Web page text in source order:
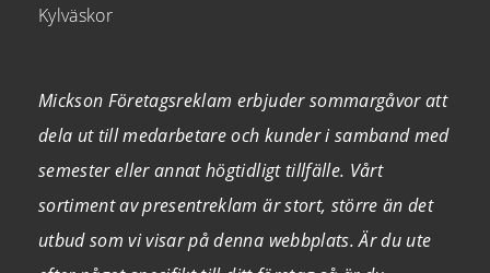
Kylväskor
Mickson Företagsreklam erbjuder sommargåvor att
dela ut till medarbetare och kunder i samband med
semester eller annat högtidligt tillfälle. Vårt
sortiment av presentreklam är stort, större än det
utbud som vi visar på denna webbplats. Är du ute